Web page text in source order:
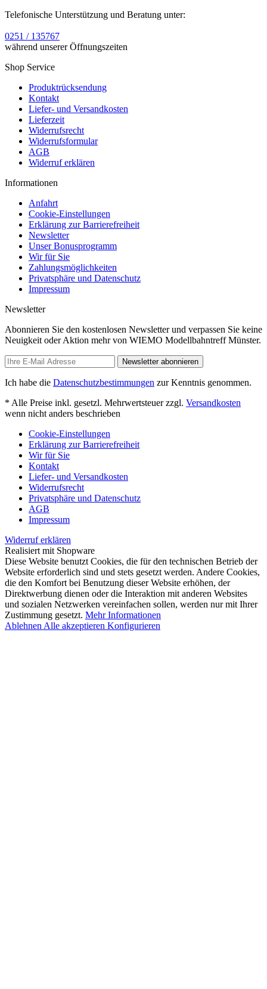
Telefonische Unterstützung und Beratung unter:
0251 / 135767
während unserer Öffnungszeiten
Shop Service
Produktrücksendung
Kontakt
Liefer- und Versandkosten
Lieferzeit
Widerrufsrecht
Widerrufsformular
AGB
Widerruf erklären
Informationen
Anfahrt
Cookie-Einstellungen
Erklärung zur Barrierefreiheit
Newsletter
Unser Bonusprogramm
Wir für Sie
Zahlungsmöglichkeiten
Privatsphäre und Datenschutz
Impressum
Newsletter
Abonnieren Sie den kostenlosen Newsletter und verpassen Sie keine
Neuigkeit oder Aktion mehr von WIEMO Modellbahntreff Münster.
Newsletter abonnieren
Ich habe die Datenschutzbestimmungen zur Kenntnis genommen.
* Alle Preise inkl. gesetzl. Mehrwertsteuer zzgl. Versandkosten
wenn nicht anders beschrieben
Cookie-Einstellungen
Erklärung zur Barrierefreiheit
Wir für Sie
Kontakt
Liefer- und Versandkosten
Widerrufsrecht
Privatsphäre und Datenschutz
AGB
Impressum
Widerruf erklären
Realisiert mit Shopware
Diese Website benutzt Cookies, die für den technischen Betrieb der
Website erforderlich sind und stets gesetzt werden. Andere Cookies,
die den Komfort bei Benutzung dieser Website erhöhen, der
Direktwerbung dienen oder die Interaktion mit anderen Websites
und sozialen Netzwerken vereinfachen sollen, werden nur mit Ihrer
Zustimmung gesetzt. Mehr Informationen
Ablehnen Alle akzeptieren Konfigurieren